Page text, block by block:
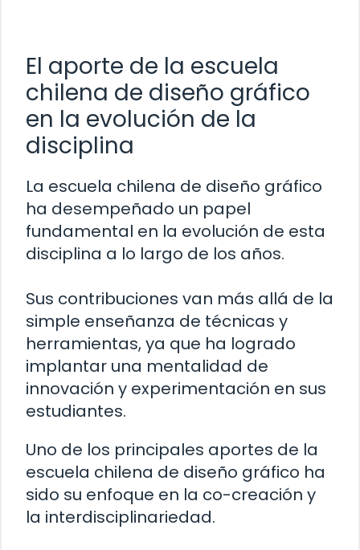
El aporte de la escuela
chilena de diseño gráfico
en la evolución de la
disciplina
La escuela chilena de diseño gráfico
ha desempeñado un papel
fundamental en la evolución de esta
disciplina a lo largo de los años.
Sus contribuciones van más allá de la
simple enseñanza de técnicas y
herramientas, ya que ha logrado
implantar una mentalidad de
innovación y experimentación en sus
estudiantes.
Uno de los principales aportes de la
escuela chilena de diseño gráfico ha
sido su enfoque en la co-creación y
la interdisciplinariedad.